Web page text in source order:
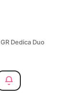
Dedica Duo